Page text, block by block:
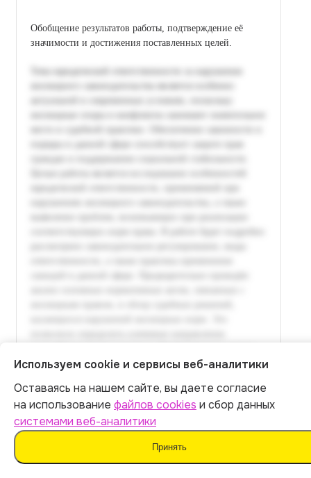
Обобщение результатов работы, подтверждение её
значимости и достижения поставленных целей.
Итог:449р.
Оплатить
Используем cookie и сервисы веб-аналитики
Оставаясь на нашем сайте, вы даете согласие
на использование файлов cookies и сбор данных
системами веб-аналитики
Принять